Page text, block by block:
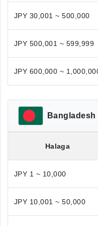
JPY 30,001 ~ 500,000
JPY 500,001 ~ 599,999
JPY 600,000 ~
Bangladesh
Halaga
JPY 1 ~ 10,000
JPY 10,001 ~ 50,000